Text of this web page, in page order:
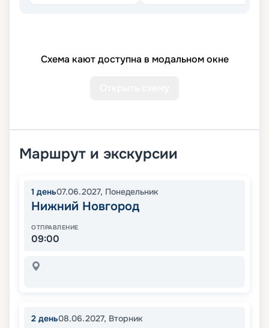
Схема кают доступна в модальном окне
Маршрут и экскурсии
1 день07.06.2027, Понедельник
Нижний Новгород
ОТПРАВЛЕНИЕ
09:00
2 день08.06.2027, Вторник